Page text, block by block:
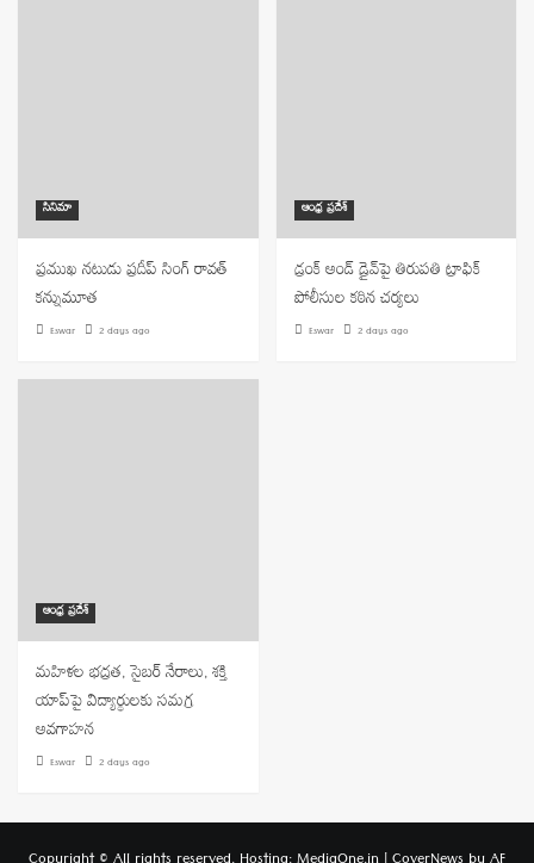
సినిమా
ప్రముఖ నటుడు ప్రదీప్ సింగ్ రావత్
కన్నుమూత
Eswar 2 days ago
ఆంధ్ర ప్రదేశ్
డ్రంక్ అండ్ డ్రైవ్‌పై తిరుపతి ట్రాఫిక్
పోలీసుల కఠిన చర్యలు
Eswar 2 days ago
ఆంధ్ర ప్రదేశ్
మహిళల భద్రత, సైబర్ నేరాలు, శక్తి
యాప్‌పై విద్యార్థులకు సమగ్ర
అవగాహన
Eswar 2 days ago